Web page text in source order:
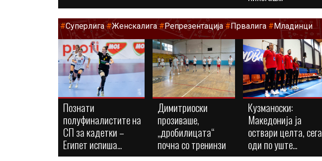
#Суперлига #Женскалига#Репрезентација #Првалига #Младинци
Познати
полуфиналистите на
СП за кадетки –
Египет испиша...
Димитриоски
прозиваше,
„дробилицата“
почна со тренинзи
Кузманоски:
Македонија ја
оствари целта, сега
оди по уште...